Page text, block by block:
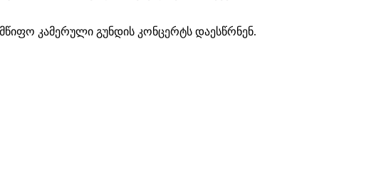
კამერული გუნდის კონცერტს დაესწრნენ.